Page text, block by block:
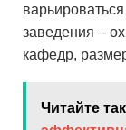
заведения –
кафедр,
Читайте